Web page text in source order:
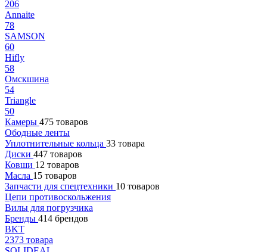
206
Annaite
78
SAMSON
60
Hifly
58
Омскшина
54
Triangle
50
Камеры 475 товаров
Ободные ленты
Уплотнительные кольца 33 товара
Диски 447 товаров
Ковши 12 товаров
Масла 15 товаров
Запчасти для спецтехники 10 товаров
Цепи противоскольжения
Вилы для погрузчика
Бренды 414 брендов
BKT
2373 товара